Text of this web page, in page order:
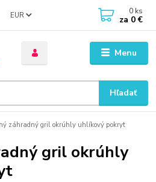
Menu
EUR
Hľadať
0 ks
za 0 €
záhradný gril okrúhly uhlíkový pokryt
gril okrúhly